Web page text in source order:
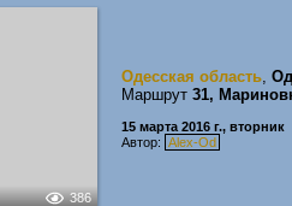
386
Одесская область,
Маршрут 31,
15 марта 2016 г., вторник
Автор: Alex-Od